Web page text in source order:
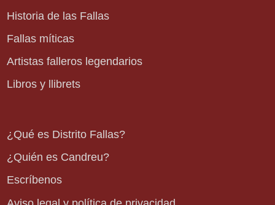
Historia de las Fallas
Fallas míticas
Artistas falleros legendarios
Libros y llibrets
¿Qué es Distrito Fallas?
¿Quién es Candreu?
Escríbenos